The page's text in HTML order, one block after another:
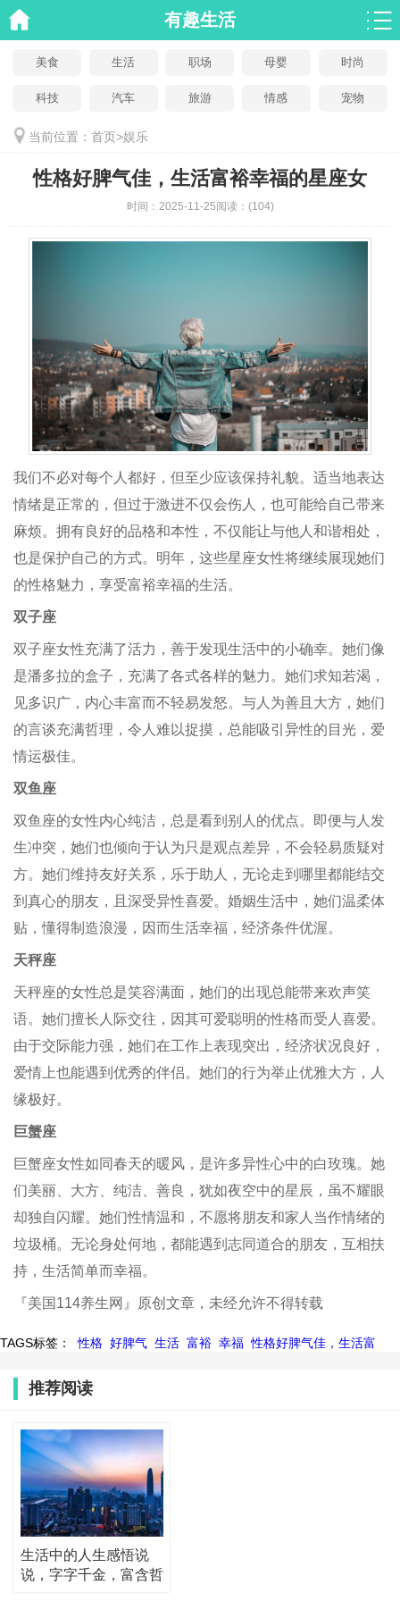
有趣生活
美食 生活 职场 母婴 时尚
科技 汽车 旅游 情感 宠物
当前位置： 首页>娱乐
性格好脾气佳，生活富裕幸福的星座女
时间： 2025-11-25阅读： (104)
我们不必对每个人都好，但至少应该保持礼貌。适当地表达
情绪是正常的，但过于激进不仅会伤人，也可能给自己带来
麻烦。拥有良好的品格和本性，不仅能让与他人和谐相处，
也是保护自己的方式。明年，这些星座女性将继续展现她们
的性格魅力，享受富裕幸福的生活。
双子座
双子座女性充满了活力，善于发现生活中的小确幸。她们像
是潘多拉的盒子，充满了各式各样的魅力。她们求知若渴，
见多识广，内心丰富而不轻易发怒。与人为善且大方，她们
的言谈充满哲理，令人难以捉摸，总能吸引异性的目光，爱
情运极佳。
双鱼座
双鱼座的女性内心纯洁，总是看到别人的优点。即便与人发
生冲突，她们也倾向于认为只是观点差异，不会轻易质疑对
方。她们维持友好关系，乐于助人，无论走到哪里都能结交
到真心的朋友，且深受异性喜爱。婚姻生活中，她们温柔体
贴，懂得制造浪漫，因而生活幸福，经济条件优渥。
天秤座
天秤座的女性总是笑容满面，她们的出现总能带来欢声笑
语。她们擅长人际交往，因其可爱聪明的性格而受人喜爱。
由于交际能力强，她们在工作上表现突出，经济状况良好，
爱情上也能遇到优秀的伴侣。她们的行为举止优雅大方，人
缘极好。
巨蟹座
巨蟹座女性如同春天的暖风，是许多异性心中的白玫瑰。她
们美丽、大方、纯洁、善良，犹如夜空中的星辰，虽不耀眼
却独自闪耀。她们性情温和，不愿将朋友和家人当作情绪的
垃圾桶。无论身处何地，都能遇到志同道合的朋友，互相扶
持，生活简单而幸福。
『美国114养生网』原创文章，未经允许不得转载
TAGS标签： 性格 好脾气 生活 富裕 幸福 性格好脾气佳，生活富
推荐阅读
生活中的人生感悟说
说，字字千金，富含哲